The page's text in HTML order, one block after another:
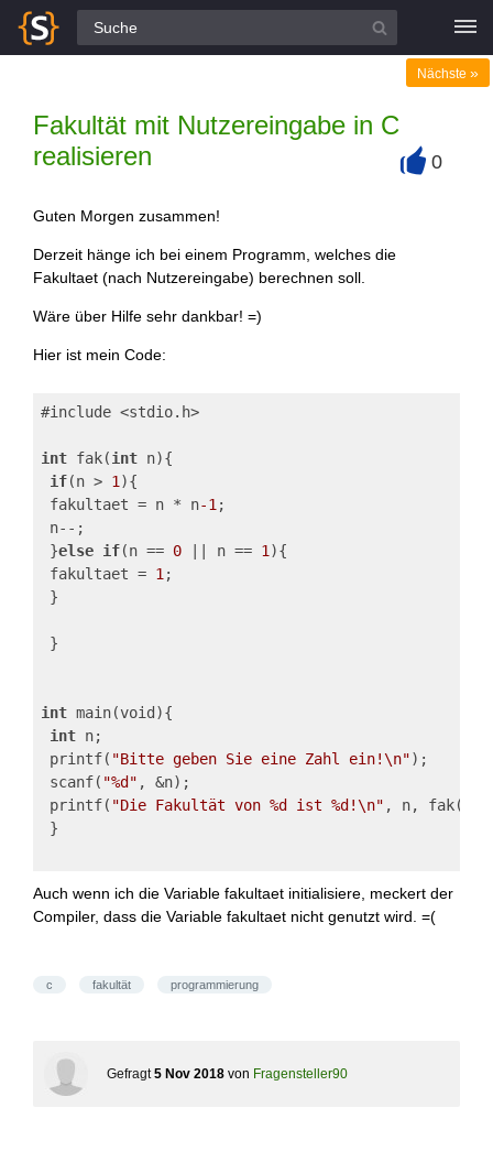
Alle Fragen
Fakultät mit Nutzereingabe in C
realisieren
Nächste »
0
Guten Morgen zusammen!
Derzeit hänge ich bei einem Programm, welches die
Fakultaet (nach Nutzereingabe) berechnen soll.
Wäre über Hilfe sehr dankbar! =)
Hier ist mein Code:
#include <stdio.h>
int fak(int n){
if(n > 1 ){
fakultaet = n * n-1 ;
n--;
}else if(n == 0 || n == 1 ){
fakultaet = 1 ;
}
}
int main(void){
int n;
printf( "Bitte geben Sie eine Zahl ein!\n");
scanf( "%d" , &n);
printf( "Die Fakultät von %d ist %d!\n" , n,
}
Auch wenn ich die Variable fakultaet initialisiere, meckert der
Compiler, dass die Variable fakultaet nicht genutzt wird. =(
c fakultät programmierung
Gefragt 5 Nov 2018 von Fragensteller90